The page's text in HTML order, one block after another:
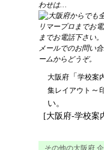
わせは…
までお電話下さい。
メールでのお問い
ームからどうぞ。
大阪府 「 学校案
集レイアウト ～
い。
[大阪府-学校案